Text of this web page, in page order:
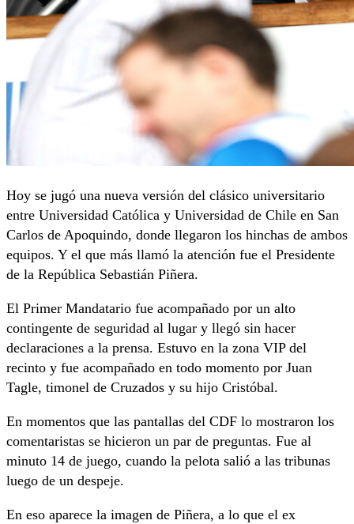
Hoy se jugó una nueva versión del clásico universitario
entre Universidad Católica y Universidad de Chile en San
Carlos de Apoquindo, donde llegaron los hinchas de ambos
equipos. Y el que más llamó la atención fue el Presidente
de la República Sebastián Piñera.
El Primer Mandatario fue acompañado por un alto
contingente de seguridad al lugar y llegó sin hacer
declaraciones a la prensa. Estuvo en la zona VIP del
recinto y fue acompañado en todo momento por Juan
Tagle, timonel de Cruzados y su hijo Cristóbal.
En momentos que las pantallas del CDF lo mostraron los
comentaristas se hicieron un par de preguntas. Fue al
minuto 14 de juego, cuando la pelota salió a las tribunas
luego de un despeje.
En eso aparece la imagen de Piñera, a lo que el ex